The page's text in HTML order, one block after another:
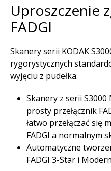
Uproszczenie
FADGI
Skanery serii KODAK
rygorystycznych
wyjęciu z pudełka.
Skanery z serii
prosty przełącznik
łatwo przełączać się
FADGI a normalnym
Automatyczne
FADGI 3-Star i